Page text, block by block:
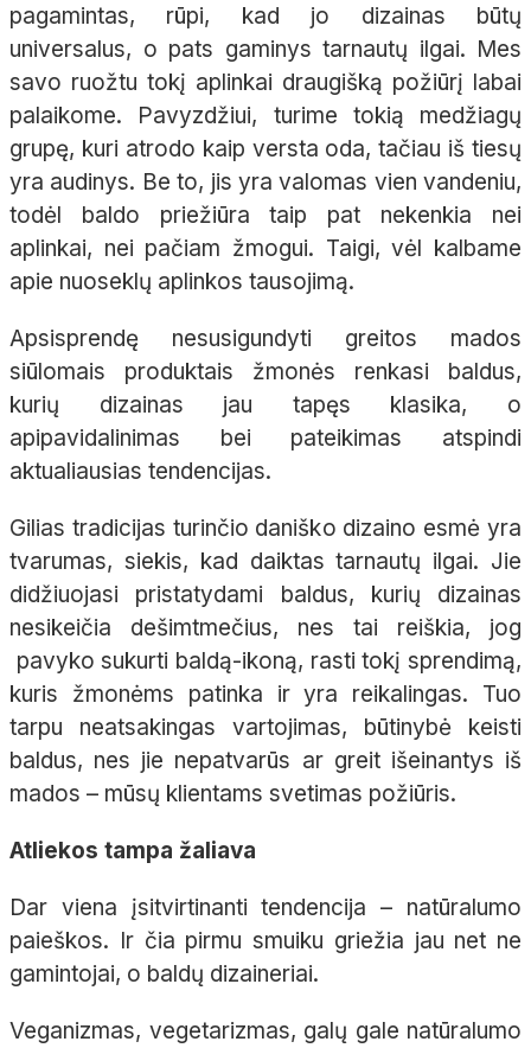
pagamintas, rūpi, kad jo dizainas būtų
universalus, o pats gaminys tarnautų ilgai. Mes
savo ruožtu tokį aplinkai draugišką požiūrį labai
palaikome. Pavyzdžiui, turime tokią medžiagų
grupę, kuri atrodo kaip versta oda, tačiau iš tiesų
yra audinys. Be to, jis yra valomas vien vandeniu,
todėl baldo priežiūra taip pat nekenkia nei
aplinkai, nei pačiam žmogui. Taigi, vėl kalbame
apie nuoseklų aplinkos tausojimą.
Apsisprendę nesusigundyti greitos mados
siūlomais produktais žmonės renkasi baldus,
kurių dizainas jau tapęs klasika, o
apipavidalinimas bei pateikimas atspindi
aktualiausias tendencijas.
Gilias tradicijas turinčio daniško dizaino esmė yra
tvarumas, siekis, kad daiktas tarnautų ilgai. Jie
didžiuojasi pristatydami baldus, kurių dizainas
nesikeičia dešimtmečius, nes tai reiškia, jog
pavyko sukurti baldą-ikoną, rasti tokį sprendimą,
kuris žmonėms patinka ir yra reikalingas. Tuo
tarpu neatsakingas vartojimas, būtinybė keisti
baldus, nes jie nepatvarūs ar greit išeinantys iš
mados – mūsų klientams svetimas požiūris.
Atliekos tampa žaliava
Dar viena įsitvirtinanti tendencija – natūralumo
paieškos. Ir čia pirmu smuiku griežia jau net ne
gamintojai, o baldų dizaineriai.
Veganizmas, vegetarizmas, galų gale natūralumo